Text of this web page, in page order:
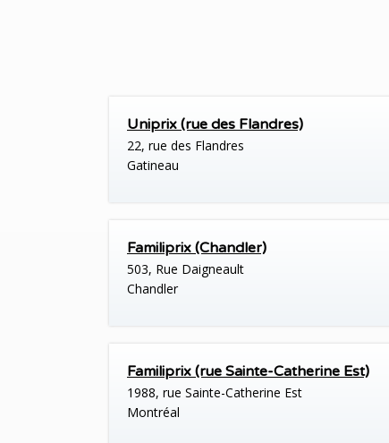
Uniprix (rue des Flandres)
22, rue des Flandres
Gatineau
Familiprix (Chandler)
503, Rue Daigneault
Chandler
Familiprix (rue Sainte-Catherine Est)
1988, rue Sainte-Catherine Est
Montréal